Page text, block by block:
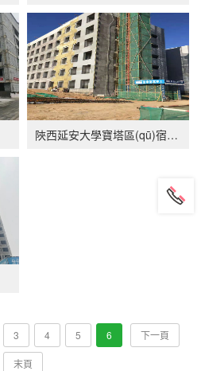
陜西延安大學寶塔區(qū)宿舍樓項目
3 4 5 6 下一頁
末頁